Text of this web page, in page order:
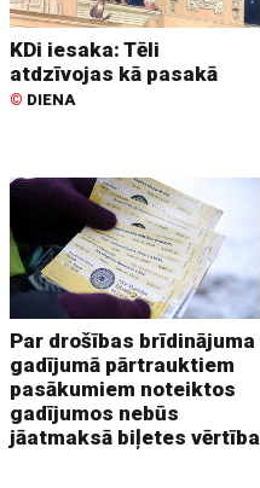
KDi iesaka: Tēli
atdzīvojas kā pasakā
© DIENA
Par drošības brīdinājuma
gadījumā pārtrauktiem
pasākumiem noteiktos
gadījumos nebūs
jāatmaksā biļetes vērtība